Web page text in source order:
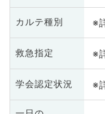
カルテ種別 ※
救急指定 ※
学会認定状況 ※